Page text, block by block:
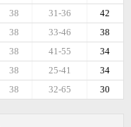
42
31-36
38
38
33-46
38
34
41-55
38
34
25-41
38
30
32-65
38